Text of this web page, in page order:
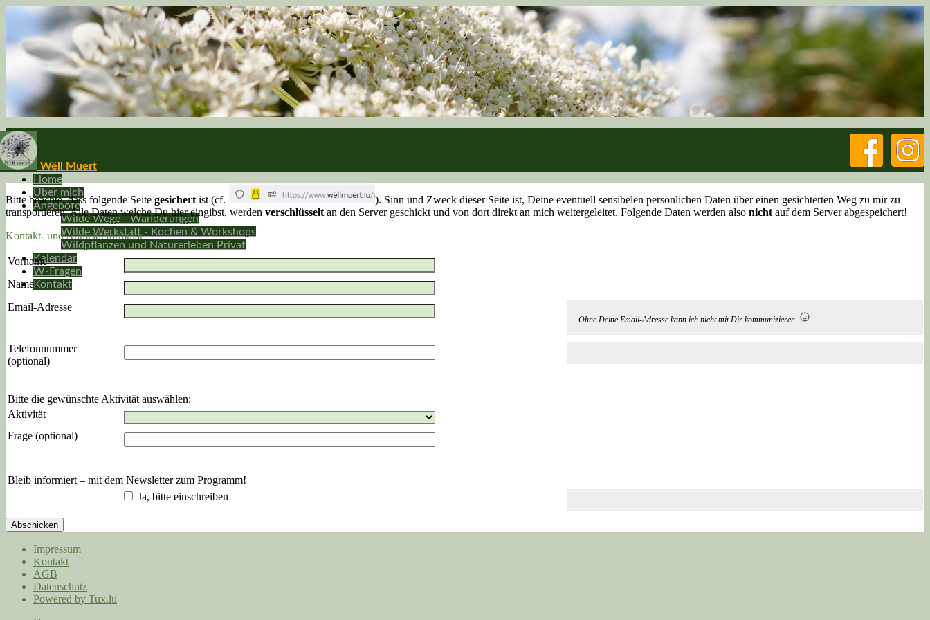
Wëll Muert
Home
Über mich
Angebote
Wilde Wege - Wanderungen
Wilde Werkstatt - Kochen & Workshops
Wildpflanzen und Naturerleben Privat
Kalendar
W-Fragen
Kontakt
Bitte beachte, dass folgende Seite gesichert ist (cf.
). Sinn und Zweck dieser Seite ist, Deine eventuell sensibelen persönlichen Daten über einen gesichterten Weg zu mir zu
transportieren. Alle Daten welche Du hier eingibst, werden verschlüsselt an den Server geschickt und von dort direkt an mich weitergeleitet. Folgende Daten werden also nicht auf dem Server abgespeichert!
Kontakt- und Anmeldeformular
Vorname
Name
Email-Adresse
Ohne Deine Email-Adresse kann ich nicht mit Dir kommunizieren.
Telefonnummer
(optional)
Bitte die gewünschte Aktivität auswählen:
Aktivität
Frage (optional)
Bleib informiert – mit dem Newsletter zum Programm!
Ja, bitte einschreiben
Abschicken
Impressum
Kontakt
AGB
Datenschutz
Powered by Tux.lu